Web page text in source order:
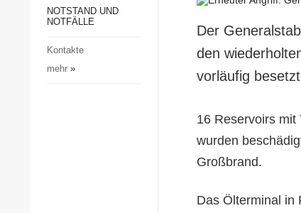
Gesellschaft und Kultur
Notstand und Notfälle
NOTSTAND UND
NOTFÄLLE
Kontakte
mehr»
Der
den
vorläufig
16 Reservoirs mit
wurden
Großbrand.
Das Ölterminal in